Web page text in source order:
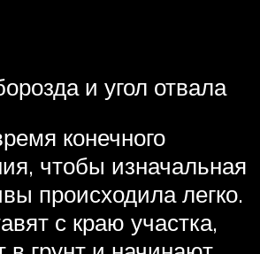
и угол отвала
конечного
чтобы изначальная
происходила легко.
с краю участка,